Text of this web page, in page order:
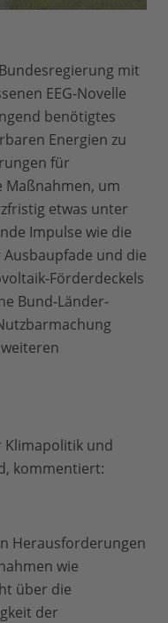
mit
EEG-Novelle
benötigtes
Energien zu
für
Maßnahmen, um
etwas unter
Impulse wie die
und die
Förderdeckels
Bund-Länder-
Klimapolitik und
kommentiert:
Herausforderungen
wie
über die
der